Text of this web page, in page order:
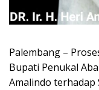
Palembang –
Bupati Penukal
Amalindo terhadap